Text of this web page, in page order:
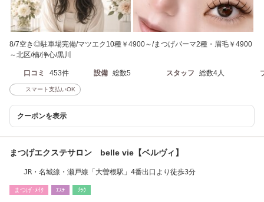
8/7空き◎駐車場完備/マツエク10種￥4900～/まつげパーマ2種・眉毛￥4900
～北区/楠/浄心/黒川
口コミ 453件 設備 総数5 スタッフ 総数4人
スマート支払いOK
クーポンを表示
まつげエクステサロン belle vie【ベルヴィ】
JR・名城線・瀬戸線「大曽根駅」4番出口より徒歩3分
まつげ･ﾒｲｸ ｴｽﾃ ﾘﾗｸ